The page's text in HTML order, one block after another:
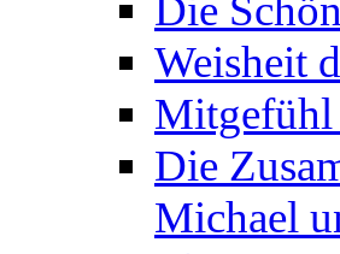
Weisheit
Mitgefühl
Die
Michael